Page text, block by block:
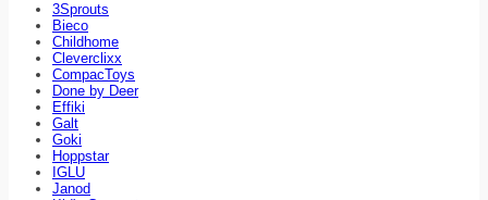
3Sprouts
Bieco
Childhome
Cleverclixx
CompacToys
Done by Deer
Effiki
Galt
Goki
Hoppstar
IGLU
Janod